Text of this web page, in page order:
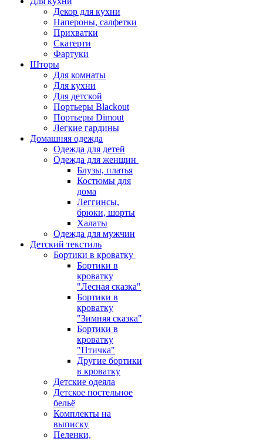
Декор для кухни
Напероны, салфетки
Прихватки
Скатерти
Фартуки
Шторы
Для комнаты
Для кухни
Для детской
Портьеры Blackout
Портьеры Dimout
Легкие гардины
Домашняя одежда
Одежда для детей
Одежда для женщин
Блузы, платья
Костюмы для
дома
Леггинсы,
брюки, шорты
Халаты
Одежда для мужчин
Детский текстиль
Бортики в кроватку
Бортики в
кроватку
"Лесная сказка"
Бортики в
кроватку
"Зимняя сказка"
Бортики в
кроватку
"Птичка"
Другие бортики
в кроватку
Детские одеяла
Детское постельное
бельё
Комплекты на
выписку
Пеленки,